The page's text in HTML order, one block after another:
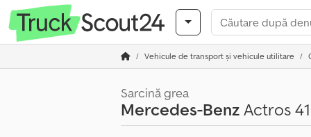
Vehicule de transport şi vehicule utilitare
Sarcină grea
Mercedes-BenzActros